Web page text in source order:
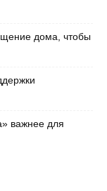
дома, чтобы
важнее для